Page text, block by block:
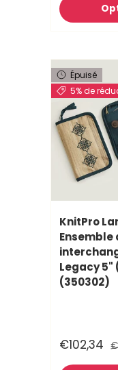
Épuisé
5% de
KnitPro
Legacy 5"
(350302)
€102,34